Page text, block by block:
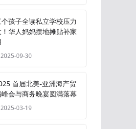
孩子全读私立学校压力
！华人妈妈摆地摊贴补家
2025-09-30
首届北美-亚洲海产贸
会与商务晚宴圆满落幕
2025-03-19